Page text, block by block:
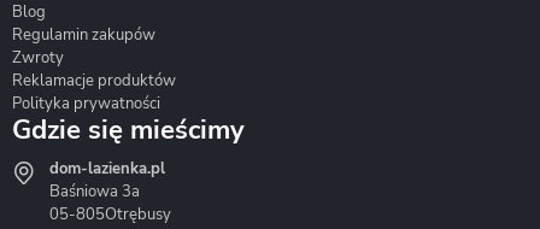
Hydrostop
Blog
Regulamin zakupów
Zwroty
Reklamacje produktów
Polityka prywatności
Gdzie się mieścimy
dom-lazienka.pl
Baśniowa 3a
05-805Otrębusy